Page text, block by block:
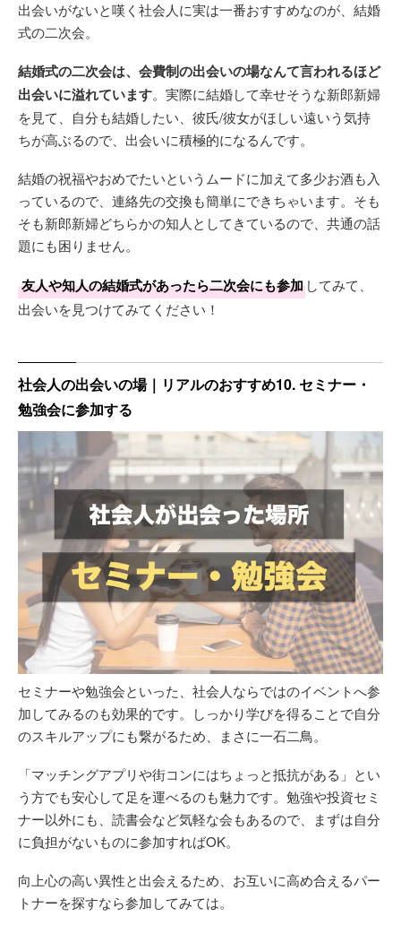
出会いがないと嘆く社会人に実は一番おすすめなのが、結婚
式の二次会。
結婚式の二次会は、会費制の出会いの場なんて言われるほど
出会いに溢れています。実際に結婚して幸せそうな新郎新婦
を見て、自分も結婚したい、彼氏/彼女がほしい遠いう気持
ちが高ぶるので、出会いに積極的になるんです。
結婚の祝福やおめでたいというムードに加えて多少お酒も入
っているので、連絡先の交換も簡単にできちゃいます。そも
そも新郎新婦どちらかの知人としてきているので、共通の話
題にも困りません。
友人や知人の結婚式があったら二次会にも参加 してみて、
出会いを見つけてみてください！
社会人の出会いの場｜リアルのおすすめ10. セミナー・
勉強会に参加する
セミナーや勉強会といった、社会人ならではのイベントへ参
加してみるのも効果的です。しっかり学びを得ることで自分
のスキルアップにも繋がるため、まさに一石二鳥。
「マッチングアプリや街コンにはちょっと抵抗がある」とい
う方でも安心して足を運べるのも魅力です。勉強や投資セミ
ナー以外にも、読書会など気軽な会もあるので、まずは自分
に負担がないものに参加すればOK。
向上心の高い異性と出会えるため、お互いに高め合えるパー
トナーを探すなら参加してみては。